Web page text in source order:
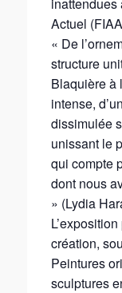
Actuel
« De
structure
Blaquière à
intense,
dissimulée
unissant le
qui compte
dont nous
» (Lydia
création,
Peintures
sculptures